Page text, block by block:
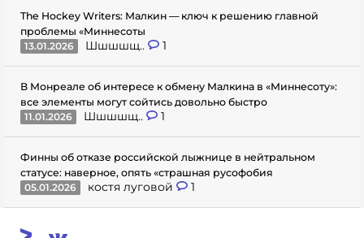
The Hockey Writers: Малкин — ключ к решению главной
проблемы «Миннесоты
13.01.2026
Шшшшщ.. 1
В Монреале об интересе к обмену Малкина в «Миннесоту»:
все элементы могут сойтись довольно быстро
11.01.2026
Шшшшщ.. 1
Финны об отказе российской лыжнице в нейтральном
статусе: наверное, опять «страшная русофобия
05.01.2026
костя луговой 1